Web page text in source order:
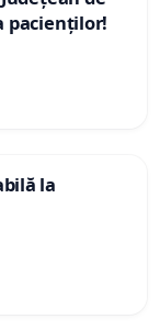
pacienților!
la